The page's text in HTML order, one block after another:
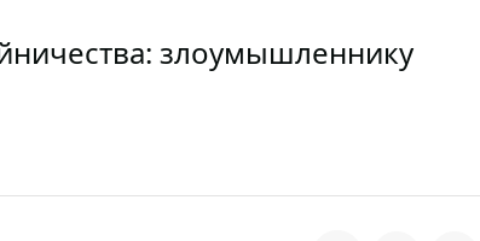
злоумышленнику